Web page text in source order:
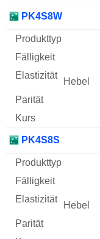
PK4S8W
PK4S8S